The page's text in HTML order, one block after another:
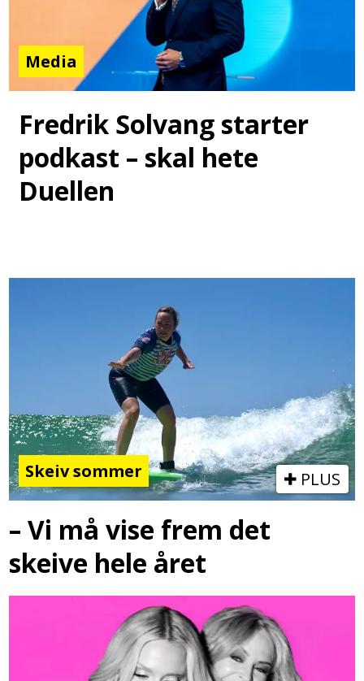
Media
Fredrik Solvang starter
podkast – skal hete
Duellen
Skeiv sommer PLUS
– Vi må vise frem det
skeive hele året